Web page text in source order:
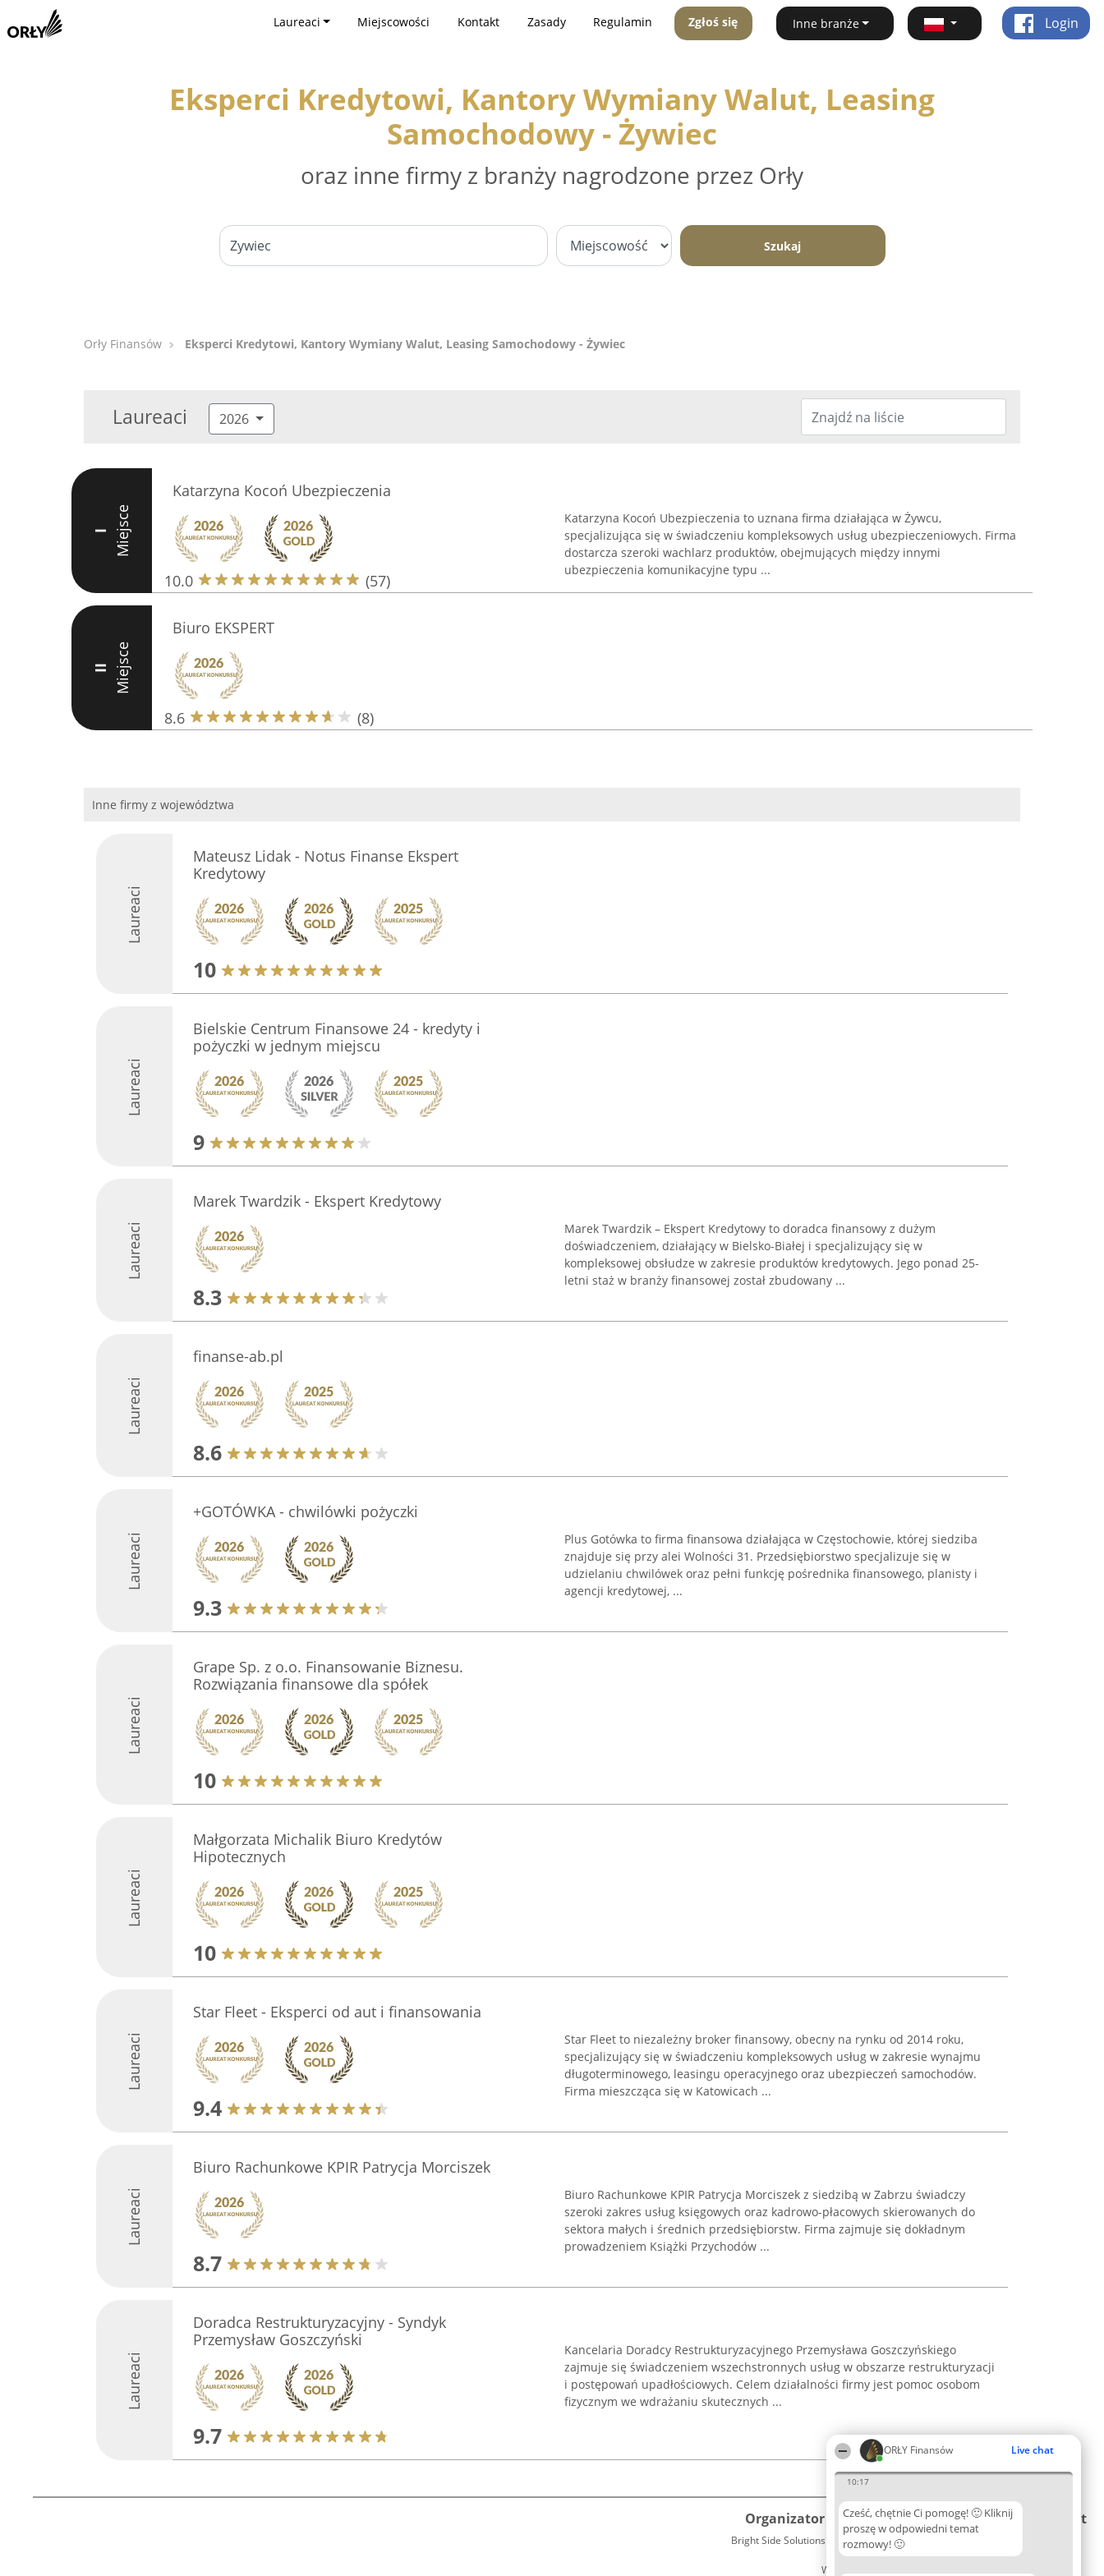
ORŁY Finansów Live chat
10:17
Cześć, chętnie Ci pomogę! 🙂 Kliknij
proszę w odpowiedni temat
rozmowy! 🙂
Laureaci Miejscowości Kontakt Zasady Regulamin Zgłoś się Inne branże Login
Eksperci Kredytowi, Kantory Wymiany Walut, Leasing
Samochodowy - Żywiec
oraz inne firmy z branży nagrodzone przez Orły
Szukaj
Orły Finansów Eksperci Kredytowi, Kantory Wymiany Walut, Leasing Samochodowy - Żywiec
Laureaci 2026
I Miejsce
Katarzyna Kocoń Ubezpieczenia
10.0 (57)
Katarzyna Kocoń Ubezpieczenia to uznana firma działająca w Żywcu,
specjalizująca się w świadczeniu kompleksowych usług ubezpieczeniowych. Firma
dostarcza szeroki wachlarz produktów, obejmujących między innymi
ubezpieczenia komunikacyjne typu ...
II Miejsce
Biuro EKSPERT
8.6 (8)
Inne firmy z województwa
Laureaci
Mateusz Lidak - Notus Finanse Ekspert
Kredytowy
10
Laureaci
Bielskie Centrum Finansowe 24 - kredyty i
pożyczki w jednym miejscu
9
Laureaci
Marek Twardzik - Ekspert Kredytowy
8.3
Marek Twardzik – Ekspert Kredytowy to doradca finansowy z dużym
doświadczeniem, działający w Bielsko-Białej i specjalizujący się w
kompleksowej obsłudze w zakresie produktów kredytowych. Jego ponad 25-
letni staż w branży finansowej został zbudowany ...
Laureaci
finanse-ab.pl
8.6
Laureaci
+GOTÓWKA - chwilówki pożyczki
9.3
Plus Gotówka to firma finansowa działająca w Częstochowie, której siedziba
znajduje się przy alei Wolności 31. Przedsiębiorstwo specjalizuje się w
udzielaniu chwilówek oraz pełni funkcję pośrednika finansowego, planisty i
agencji kredytowej, ...
Laureaci
Grape Sp. z o.o. Finansowanie Biznesu.
Rozwiązania finansowe dla spółek
10
Laureaci
Małgorzata Michalik Biuro Kredytów
Hipotecznych
10
Laureaci
Star Fleet - Eksperci od aut i finansowania
9.4
Star Fleet to niezależny broker finansowy, obecny na rynku od 2014 roku,
specjalizujący się w świadczeniu kompleksowych usług w zakresie wynajmu
długoterminowego, leasingu operacyjnego oraz ubezpieczeń samochodów.
Firma mieszcząca się w Katowicach ...
Laureaci
Biuro Rachunkowe KPIR Patrycja Morciszek
8.7
Biuro Rachunkowe KPIR Patrycja Morciszek z siedzibą w Zabrzu świadczy
szeroki zakres usług księgowych oraz kadrowo-płacowych skierowanych do
sektora małych i średnich przedsiębiorstw. Firma zajmuje się dokładnym
prowadzeniem Książki Przychodów ...
Laureaci
Doradca Restrukturyzacyjny - Syndyk
Przemysław Goszczyński
9.7
Kancelaria Doradcy Restrukturyzacyjnego Przemysława Goszczyńskiego
zajmuje się świadczeniem wszechstronnych usług w obszarze restrukturyzacji
i postępowań upadłościowych. Celem działalności firmy jest pomoc osobom
fizycznym we wdrażaniu skutecznych ...
Organizator plebiscytu
Bright Side Solutions sp. z o. o. sp. k.
ul. Ruska 22
Wrocław 50-079
Plebiscyt
Lista
Kontakt